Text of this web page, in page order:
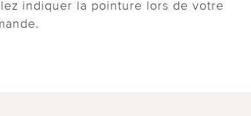
indiquer la pointure lors de votre